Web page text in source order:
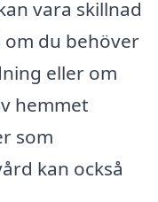
vara skillnad
du behöver
eller om
hemmet
som
kan också